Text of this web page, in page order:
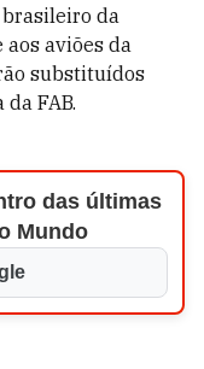
da
aos aviões da
substituídos
FAB.
das últimas
Mundo